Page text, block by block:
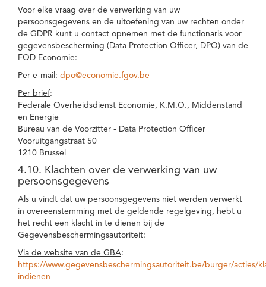
Voor elke vraag over de verwerking van uw
persoonsgegevens en de uitoefening van uw rechten onder
de GDPR kunt u contact opnemen met de functionaris voor
gegevensbescherming (Data Protection Officer, DPO) van de
FOD Economie:
Per e-mail : dpo@economie.fgov.be
Per brief:
Federale Overheidsdienst Economie, K.M.O., Middenstand
en Energie
Bureau van de Voorzitter - Data Protection Officer
Vooruitgangstraat 50
1210 Brussel
4.10. Klachten over de verwerking van uw
persoonsgegevens
Als u vindt dat uw persoonsgegevens niet werden verwerkt
in overeenstemming met de geldende regelgeving, hebt u
het recht een klacht in te dienen bij de
Gegevensbeschermingsautoriteit:
Via de website van de GBA:
https://www.gegevensbeschermingsautoriteit.be/burger/acties/
indienen